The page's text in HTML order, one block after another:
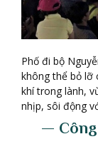
Phố đi bộ
không thể bỏ lỡ
khí trong lành,
nhịp, sôi động
—